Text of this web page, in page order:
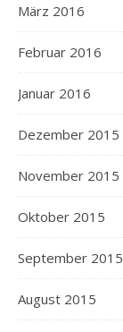
März 2016
Februar 2016
Januar 2016
Dezember 2015
November 2015
Oktober 2015
September 2015
August 2015